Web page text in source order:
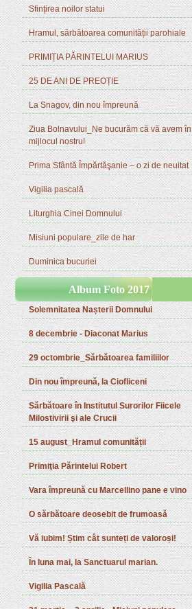
Sfințirea noilor statui
Hramul, sărbătoarea comunității parohiale
PRIMIȚIA PĂRINTELUI MARIUS
25 DE ANI DE PREOȚIE
La Snagov, din nou împreună
Ziua Bolnavului_Ne bucurăm că vă avem în
mijlocul nostru!
Prima Sfântă Împărtăşanie – o zi de neuitat
Vigilia pascală
Liturghia Cinei Domnului
Misiuni populare_zile de har
Duminica bucuriei
Album Foto 2017
Solemnitatea Nașterii Domnului
8 decembrie - Diaconat Marius
29 octombrie_Sărbătoarea familiilor
Din nou împreună, la Ciofliceni
Sărbătoare în Institutul Surorilor Fiicele
Milostivirii şi ale Crucii
15 august_Hramul comunității
Primiţia Părintelui Robert
Vara împreună cu Marcellino pane e vino
O sărbătoare deosebit de frumoasă
Vă iubim! Știm cât sunteți de valoroși!
În luna mai, la Sanctuarul marian.
Vigilia Pascală